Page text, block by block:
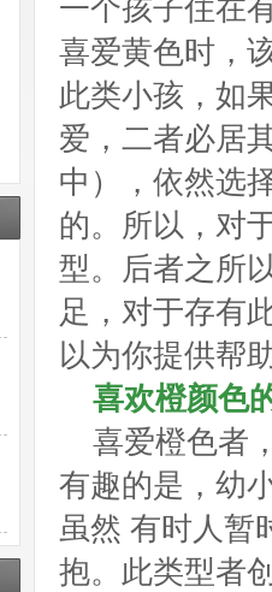
一个孩子住在
喜爱黄色时，
此类小孩，如
爱，二者必居
中），依然选
的。所以，对
型。后者之所
足，对于存有
以为你提供帮
喜欢橙颜色
喜爱橙色者
有趣的是，幼
虽然 有时人暂
抱。此类型者